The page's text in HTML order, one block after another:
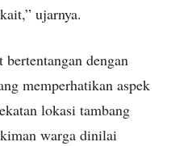
ujarnya.
dengan
memperhatikan aspek
lokasi tambang
warga dinilai